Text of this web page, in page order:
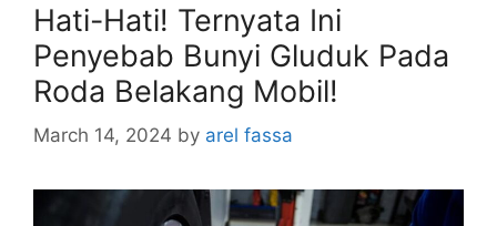
Hati-Hati! Ternyata Ini
Penyebab Bunyi Gluduk Pada
Roda Belakang Mobil!
March 14, 2024 by arel fassa